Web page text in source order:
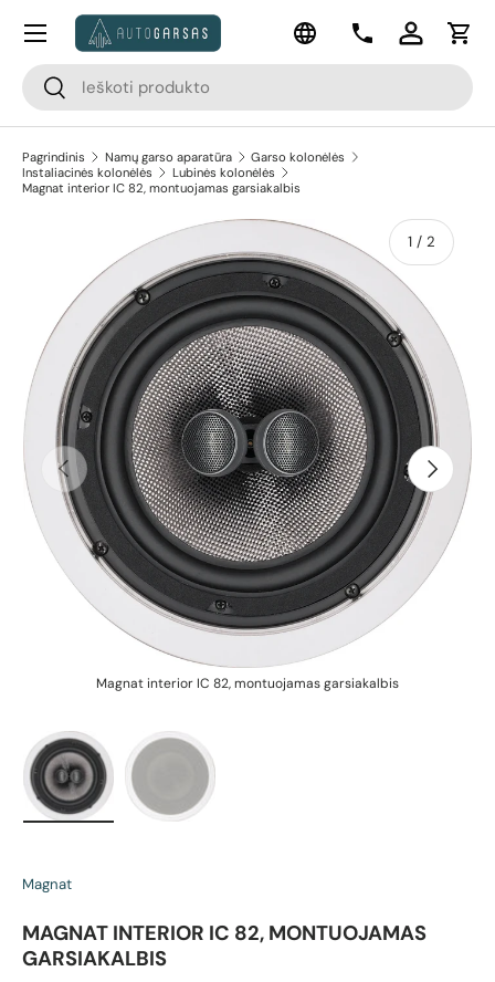
Pereiti prie turinio
Paieška
Paieška
Kalba
KontaktaiPrisijungti
Meniu
Pagrindinis Namų garso aparatūra
Garso kolonėlės
Instaliacinės kolonėlės
Lubinės kolonėlės
Magnat interior IC 82, montuojamas garsiakalbis
Pereiti prie prekės informacijos
Magnat interior IC 82, montuojamas garsiakalbis
Ankstesnis
1 / apie
2
Kitas
Magnat
MAGNAT INTERIOR IC 82, MONTUOJAMAS
GARSIAKALBIS